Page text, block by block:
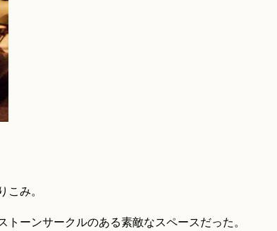
こみ。
トーンサークルのある素敵なスペースだった。